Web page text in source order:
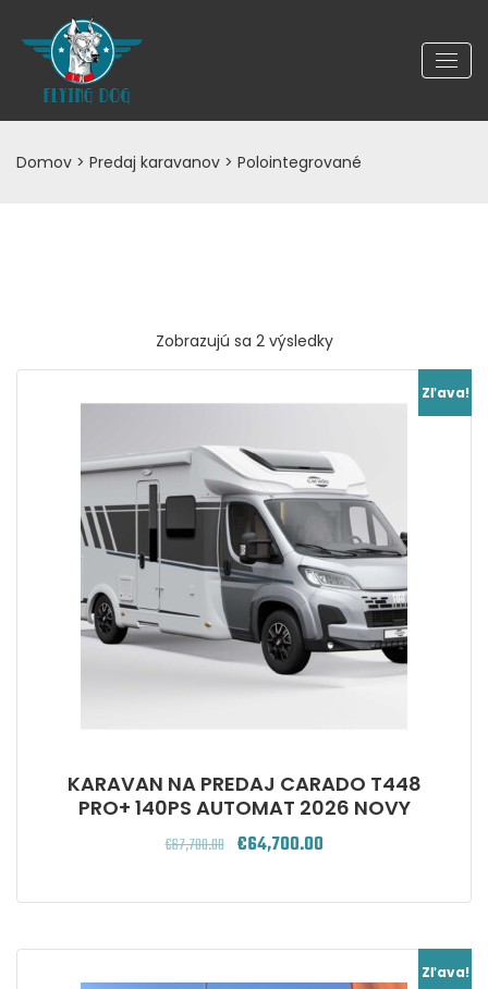
Domov > Predaj karavanov > Polointegrované
Zobrazujú sa 2 výsledkyZoradené
podľa
Zľava!
KARAVAN NA PREDAJ CARADO T448
PRO+ 140PS AUTOMAT 2026 NOVY
€67,700.00
Pôvodná
bola:
€64,700.00Aktuálna
je:
Zľava!